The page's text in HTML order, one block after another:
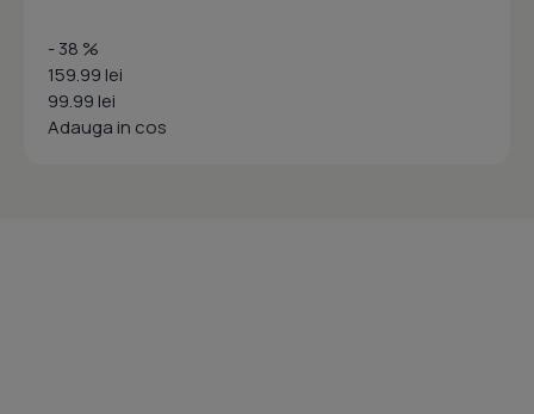
- 38 %
159.99 lei
99.99 lei
Adauga in cos